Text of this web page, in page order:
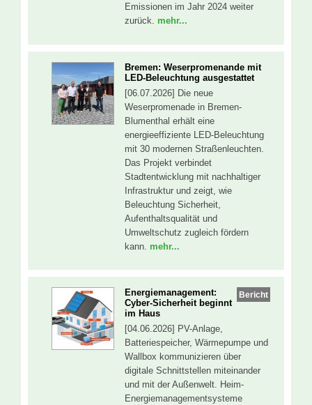
Emissionen im Jahr 2024 weiter
zurück. mehr...
Bremen: Weserpromenande mit
LED-Beleuchtung ausgestattet
[06.07.2026] Die neue
Weserpromenade in Bremen-
Blumenthal erhält eine
energieeffiziente LED-Beleuchtung
mit 30 modernen Straßenleuchten.
Das Projekt verbindet
Stadtentwicklung mit nachhaltiger
Infrastruktur und zeigt, wie
Beleuchtung Sicherheit,
Aufenthaltsqualität und
Umweltschutz zugleich fördern
kann. mehr...
Bericht
Energiemanagement:
Cyber-Sicherheit beginnt
im Haus
[04.06.2026] PV-Anlage,
Batteriespeicher, Wärmepumpe und
Wallbox kommunizieren über
digitale Schnittstellen miteinander
und mit der Außenwelt. Heim-
Energiemanagementsysteme